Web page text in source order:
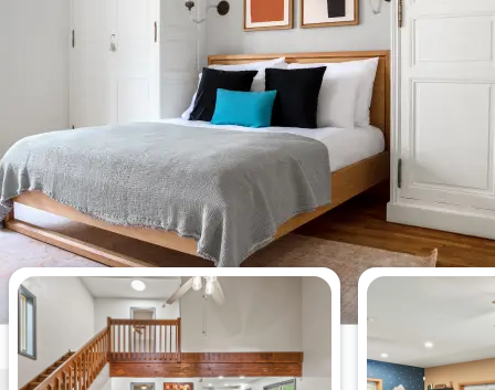
Meistgesehene Wohnungen
dieser Woche